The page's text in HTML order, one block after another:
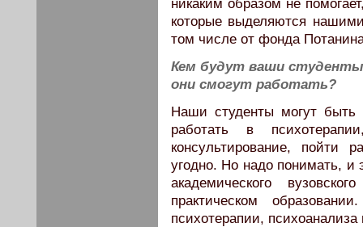
никаким образом не
которые выделяются
том числе от фонда
Кем будут ваши студенты
они смогут работать?
Наши студенты могут быть
работать в
консультирование, пойти
угодно. Но надо понимать, и
академического
практическом
психотерапии,